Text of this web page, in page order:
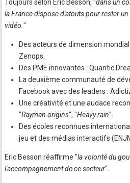
Toujours selon Eric Besson, "dans un
la France dispose d'atouts pour rester
vidéo."
Des acteurs de dimension
Zenops.
Des PME innovantes : Quantic
La deuxième communauté de
Facebook avec des leaders :
Une créativité et une audace
"Rayman origins", "Heavy rain".
Des écoles reconnues
jeu et des médias interactifs
Eric Besson réaffirme "la volonté du
l'accompagnement de ce secteur".